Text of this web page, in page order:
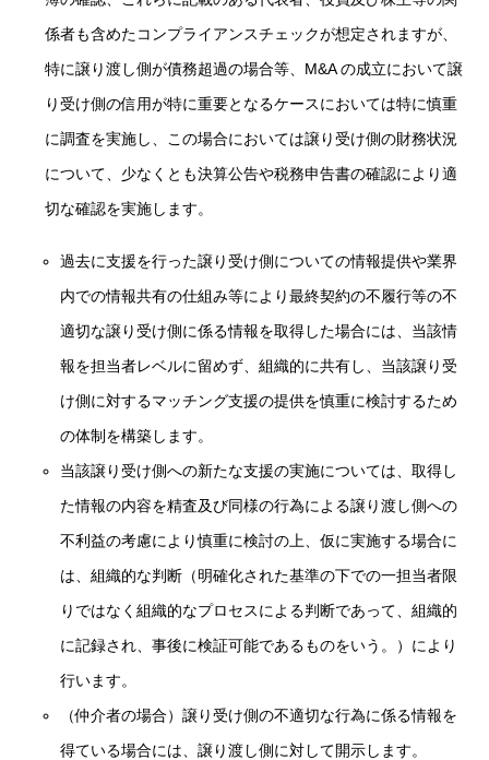
係者も含めたコンプライアンスチェックが想定されますが、
特に譲り渡し側が債務超過の場合等、M&A の成立において譲
り受け側の信用が特に重要となるケースにおいては特に慎重
に調査を実施し、この場合においては譲り受け側の財務状況
について、少なくとも決算公告や税務申告書の確認により適
切な確認を実施します。
過去に支援を行った譲り受け側についての情報提供や業界
内での情報共有の仕組み等により最終契約の不履行等の不
適切な譲り受け側に係る情報を取得した場合には、当該情
報を担当者レベルに留めず、組織的に共有し、当該譲り受
け側に対するマッチング支援の提供を慎重に検討するため
の体制を構築します。
当該譲り受け側への新たな支援の実施については、取得し
た情報の内容を精査及び同様の行為による譲り渡し側への
不利益の考慮により慎重に検討の上、仮に実施する場合に
は、組織的な判断（明確化された基準の下での一担当者限
りではなく組織的なプロセスによる判断であって、組織的
に記録され、事後に検証可能であるものをいう。）により
行います。
（仲介者の場合）譲り受け側の不適切な行為に係る情報を
得ている場合には、譲り渡し側に対して開示します。